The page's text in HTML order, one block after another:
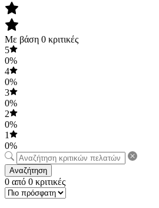
Με βάση 0 κριτικές
5
0%
4
0%
3
0%
2
0%
1
0%
Αναζήτηση
0 από 0 κριτικές